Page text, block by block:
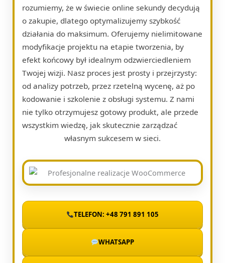
rozumiemy, że w świecie online sekundy decydują
o zakupie, dlatego optymalizujemy szybkość
działania do maksimum. Oferujemy nielimitowane
modyfikacje projektu na etapie tworzenia, by
efekt końcowy był idealnym odzwierciedleniem
Twojej wizji. Nasz proces jest prosty i przejrzysty:
od analizy potrzeb, przez rzetelną wycenę, aż po
kodowanie i szkolenie z obsługi systemu. Z nami
nie tylko otrzymujesz gotowy produkt, ale przede
wszystkim wiedzę, jak skutecznie zarządzać
własnym sukcesem w sieci.
TELEFON: +48 791 891 105
WHATSAPP